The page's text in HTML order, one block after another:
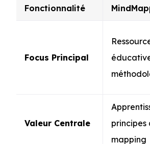
Fonctionnalité
Focus Principal
Valeur Centrale
principes
mapping